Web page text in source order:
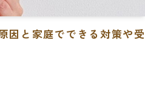
因と家庭でできる対策や受